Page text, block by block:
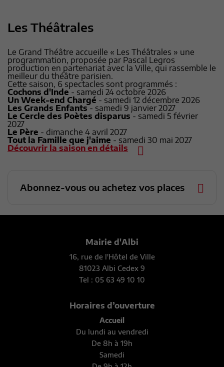
Les Théâtrales
Le Grand Théâtre accueille « Les Théâtrales » une
programmation, proposée par Pascal Legros
production en partenariat avec la Ville, qui rassemble le
meilleur du théâtre parisien.
Cette saison, 6 spectacles sont programmés :
Cochons d'Inde- samedi 24 octobre 2026
Un Week-end Chargé - samedi 12 décembre 2026
Les Grands Enfants- samedi 9 janvier 2027
Le Cercle des Poètes disparus- samedi 5 février
2027
Le Père - dimanche 4 avril 2027
Tout la Famille que j'aime - samedi 30 mai 2027
Découvrir la saison en détails
Abonnez-vous ou achetez vos places
Mairie d'Albi
16, rue de l'Hôtel de Ville
81023 Albi Cedex 9
Tel : 05 63 49 10 10
Horaires d’ouverture
Accueil
Du lundi au vendredi
De 8h à 19h
Samedi